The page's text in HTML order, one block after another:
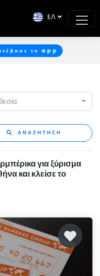
το app
EΛ
ΑΝΑΖΗΤΗΣΗ
για ξύρισμα
και κλείσε το